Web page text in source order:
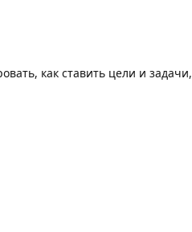
как ставить цели и задачи,